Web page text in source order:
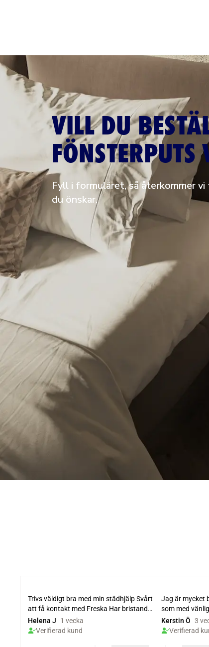
VILL DU
Fyll i formuläret, så återkommer
du önskar.